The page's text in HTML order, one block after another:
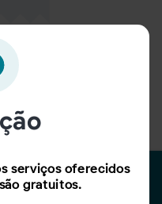
expirada!
serviços oferecidos
gratuitos.